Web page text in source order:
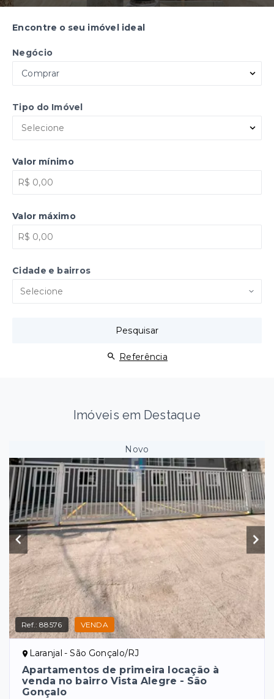
Encontre o seu imóvel ideal
Negócio
Comprar
Tipo do Imóvel
Selecione
Valor mínimo
Valor máximo
Cidade e bairros
Selecione
Pesquisar
Referência
Imóveis em Destaque
Novo
Ref.:88576 VENDA
Laranjal - São Gonçalo/RJ
Apartamentos de primeira locação à
venda no bairro Vista Alegre - São
Gonçalo